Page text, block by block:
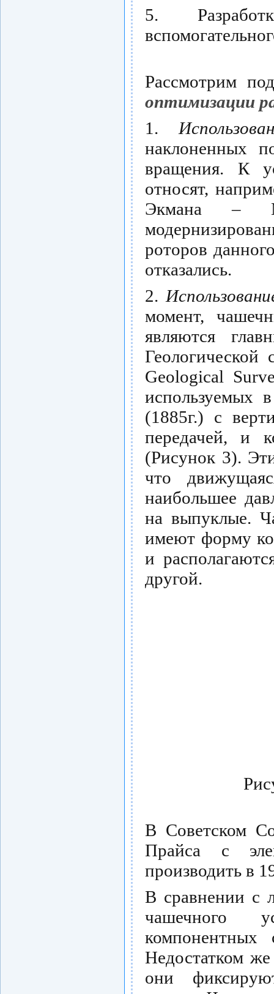
5.
Рассмотрим
оптимизации
1.
наклоненных
вращения. К
относят,
Экмана –
роторов
отказались.
2.
момент,
являются
Geological
используемых
(1885г.) с
передачей, и
(Рисунок 3).
что
наибольшее
на выпуклые.
имеют форму
и
другой.
В Советском
Прайса с
производить в
В сравнении с
чашечного
Недостатком
они